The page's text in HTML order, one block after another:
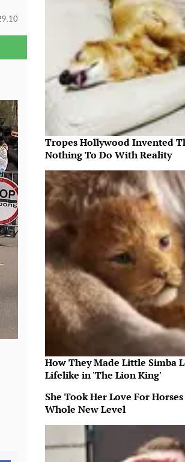
Tropes Hollywood Invented
Nothing To Do With Reality
How They Made Little Simba
Lifelike in 'The Lion King'
She Took Her Love For
Whole New Level